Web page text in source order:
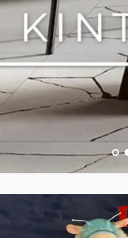
FIORANESE I COCCI